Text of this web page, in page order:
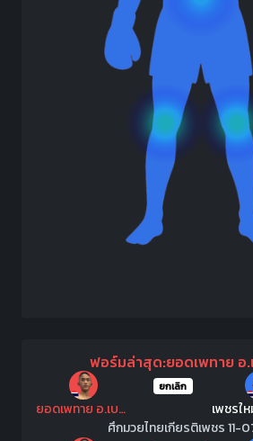
ฟอร์มล่าสุด:ยอดเพทาย อ
ยกเลิก
ยอดเพทาย อ.เบญจมาศ
ศึกมวยไทยเกียรติเพชร 11-